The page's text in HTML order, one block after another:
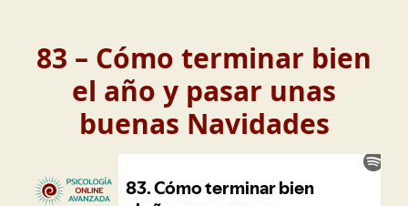
83 – Cómo terminar bien
el año y pasar unas
buenas Navidades